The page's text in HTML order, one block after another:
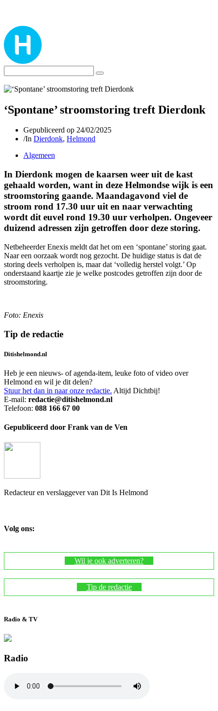
‘Spontane’ stroomstoring treft Dierdonk
Gepubliceerd op 24/02/2025
/In Dierdonk, Helmond
Algemeen
In Dierdonk mogen de kaarsen weer uit de kast
gehaald worden, want in deze Helmondse wijk is een
stroomstoring gaande. Maandagavond viel de
stroom rond 17.30 uur uit en naar verwachting
wordt dit euvel rond 19.30 uur verholpen. Ongeveer
duizend adressen zijn getroffen door deze storing.
Netbeheerder Enexis meldt dat het om een ‘spontane’ storing gaat.
Naar een oorzaak wordt nog gezocht. De huidige status is dat de
storing deels verholpen is, maar dat ‘volledig herstel volgt.’ Op
onderstaand kaartje zie je welke postcodes getroffen zijn door de
stroomstoring.
Foto: Enexis
Tip de redactie
Ditishelmond.nl
Heb je een nieuws- of agenda-item, leuke foto of video over
Helmond en wil je dit delen?
Stuur het dan in naar onze redactie. Altijd Dichtbij!
E-mail: redactie@ditishelmond.nl
Telefoon: 088 166 67 00
Gepubliceerd door Frank van de Ven
Redacteur en verslaggever van Dit Is Helmond
Volg ons:
Wil je ook adverteren?
Tip de redactie
Radio & TV
Radio